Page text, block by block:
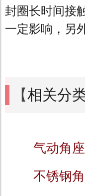
封圈长时间接
一定影响，另
【相关分
气动角
不锈钢